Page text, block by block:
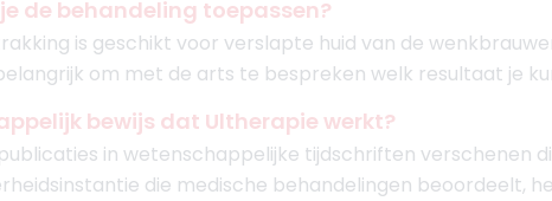
de behandeling toepassen?
is geschikt voor verslapte huid van de
om met de arts te bespreken welk resultaat je
bewijs dat Ultherapie werkt?
in wetenschappelijke tijdschriften verschenen
die medische behandelingen beoordeelt,